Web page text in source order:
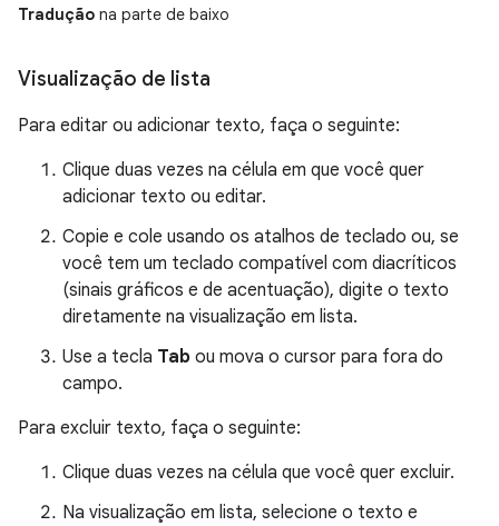
Tradução na parte de baixo
Visualização de lista
Para editar ou adicionar texto, faça o seguinte:
Clique duas vezes na célula em que você quer
adicionar texto ou editar.
Copie e cole usando os atalhos de teclado ou, se
você tem um teclado compatível com diacríticos
(sinais gráficos e de acentuação), digite o texto
diretamente na visualização em lista.
Use a tecla Tab ou mova o cursor para fora do
campo.
Para excluir texto, faça o seguinte:
Clique duas vezes na célula que você quer excluir.
Na visualização em lista, selecione o texto e